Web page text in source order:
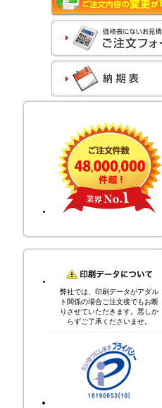
弊社では、印刷データがアダル
ト関係の場合ご注文後でもお断
りさせていただきます。悪しか
らずご了承くださいませ。